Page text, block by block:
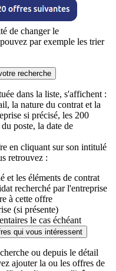
de changer le
par exemple les trier
recherche
dans la liste, s'affichent :
la nature du contrat et la
si précisé, les 200
poste, la date de
en cliquant sur son intitulé
retrouvez :
et les éléments de contrat
recherché par l'entreprise
à cette offre
(si présente)
le cas échéant
qui vous intéressent
ou depuis le détail
ajouter la ou les offres de